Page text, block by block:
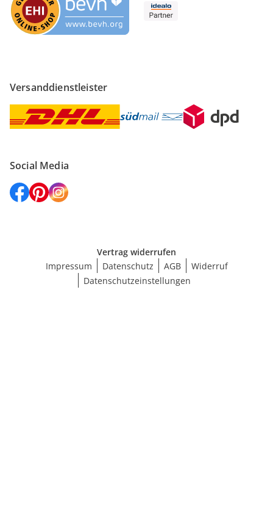
Versanddienstleister
Social Media
Vertrag widerrufen
Impressum
Datenschutz AGB
Widerruf
Datenschutzeinstellungen